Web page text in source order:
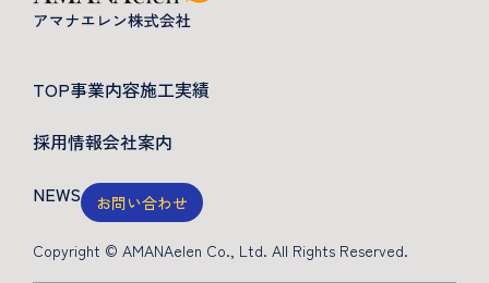
TOP事業内容施工実績
採用情報会社案内
NEWS
お問い合わせ
Copyright © AMANAelen Co., Ltd. All Rights Reserved.